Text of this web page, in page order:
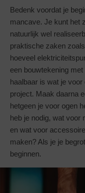
Bedenk voordat je
mancave. Je kunt het
natuurlijk wel
praktische zaken
hoeveel
een bouwtekening
haalbaar is wat je
project. Maak daarna
hetgeen je voor ogen
heb je nodig, wat voor
en wat voor
maken? Als je je
beginnen.